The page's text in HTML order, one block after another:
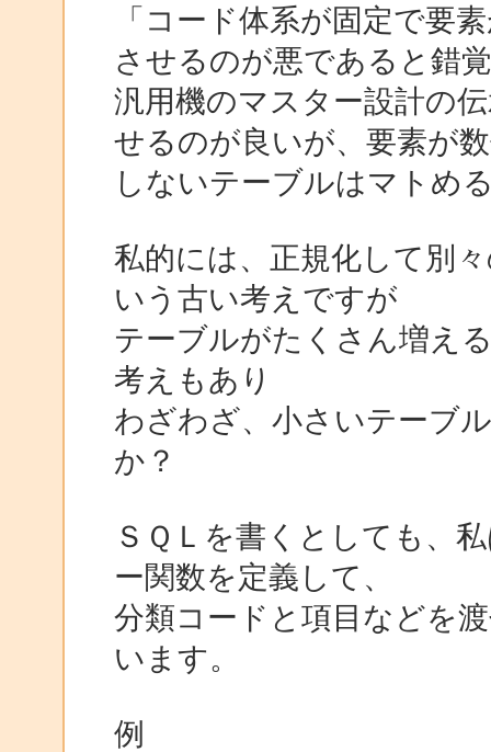
「コード体系が固定で要
させるのが悪であると錯
汎用機のマスター設計の
せるのが良いが、要素が
しないテーブルはマトめ
私的には、正規化して別
いう古い考えですが
テーブルがたくさん増え
考えもあり
わざわざ、小さいテーブ
か？
ＳＱＬを書くとしても、
ー関数を定義して、
分類コードと項目などを
います。
例